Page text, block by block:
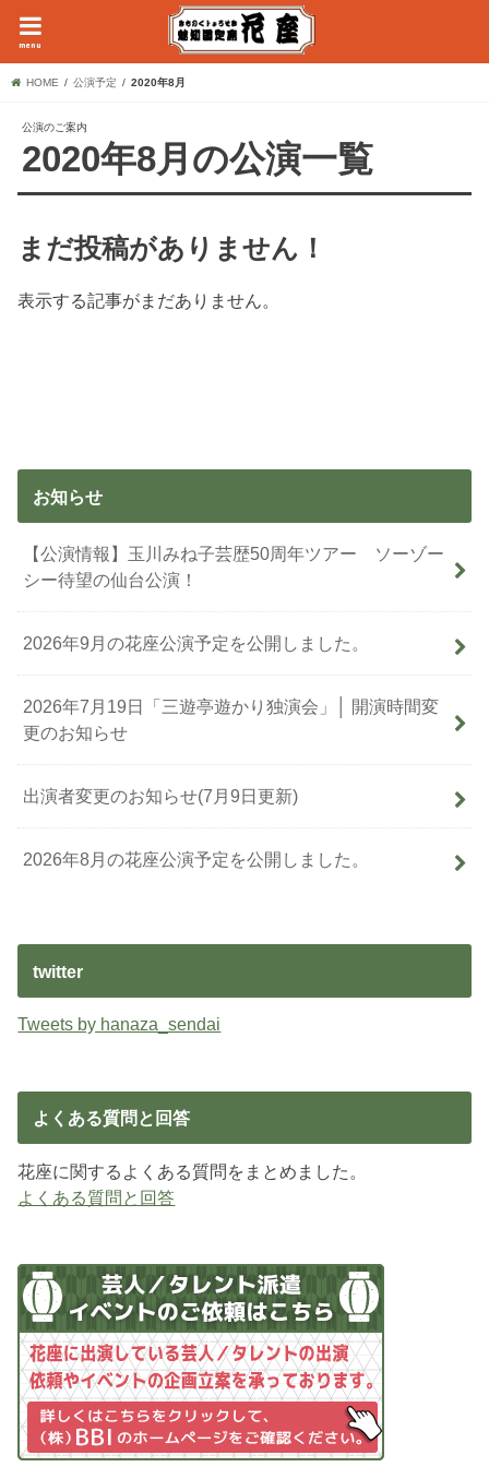
menu
HOME 公演予定 2020年8月
公演のご案内
2020年8月の公演一覧
まだ投稿がありません！
表示する記事がまだありません。
お知らせ
【公演情報】玉川みね子芸歴50周年ツアー ソーゾー
シー待望の仙台公演！
2026年9月の花座公演予定を公開しました。
2026年7月19日「三遊亭遊かり独演会」│ 開演時間変
更のお知らせ
出演者変更のお知らせ(7月9日更新)
2026年8月の花座公演予定を公開しました。
twitter
Tweets by hanaza_sendai
よくある質問と回答
花座に関するよくある質問をまとめました。
よくある質問と回答